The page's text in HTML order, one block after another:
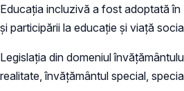
Educaţia incluzivă a fost adoptată
şi participării la educaţie şi viaţă
Legislaţia din domeniul
realitate, învățământul special,